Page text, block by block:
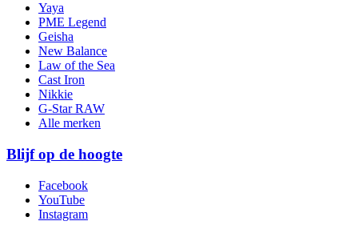
Yaya
PME Legend
Geisha
New Balance
Law of the Sea
Cast Iron
Nikkie
G-Star RAW
Alle merken
Blijf op de hoogte
Facebook
YouTube
Instagram